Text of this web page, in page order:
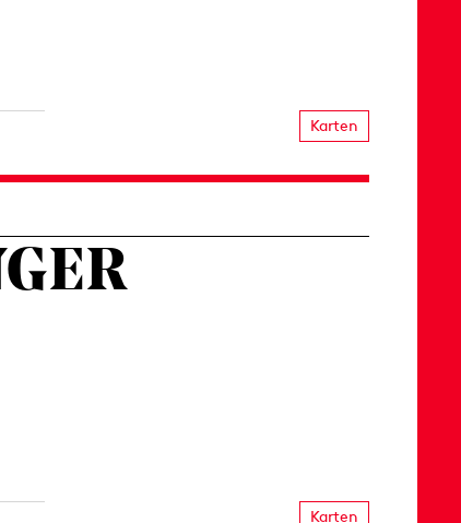
Karten
Karten